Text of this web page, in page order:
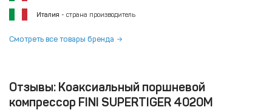
Италия - страна производитель
Смотреть все товары бренда
Отзывы: Коаксиальный поршневой
компрессор FINI SUPERTIGER 4020M